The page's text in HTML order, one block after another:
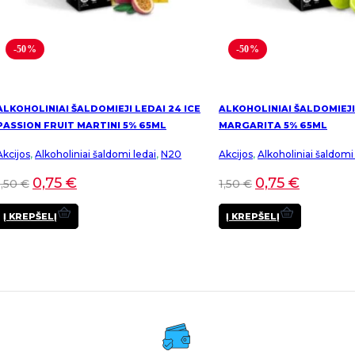
-50%
ŠALDOMIEJI LEDAI 24 ICE
FRUIT MARTINI 5% 65ML
, Alkoholiniai šaldomi ledai, N20
€ 0,75 €
Į KREPŠELĮ
-50%
ALKOHOLINIAI
MARGARITA 5% 65ML
Akcijos, Alkoholiniai
1,50€ 0,75 €
Į KREPŠELĮ